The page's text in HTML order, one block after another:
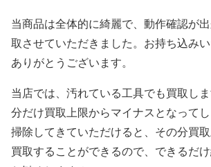
当商品は全体的に綺麗で、動作確認が
取させていただきました。お持ち込み
ありがとうございます。
当店では、汚れている工具でも買取し
分だけ買取上限からマイナスとなって
掃除してきていただけると、その分買
買取することができるので、できるだ